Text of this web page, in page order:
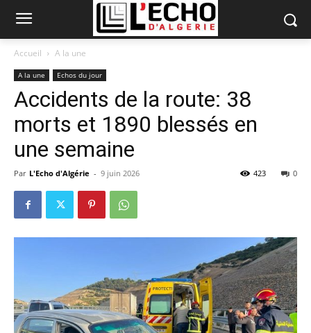
Accueil A la une
A la une Echos du jour
Accidents de la route: 38
morts et 1890 blessés en
une semaine
Par L'Echo d'Algérie - 9 juin 2026 0
423